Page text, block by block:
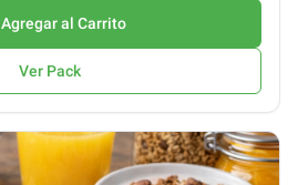
Agregar al Carrito
Ver Pack